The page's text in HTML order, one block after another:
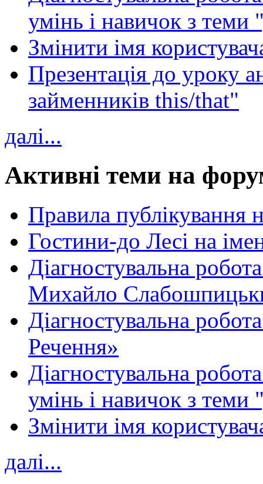
умінь і навичок з теми
Змінити імя
Презентація до уроку
займенників this/that"
далі...
Активні теми на
Правила публікування
Гостини-до Лесі на
Діагностувальна
Михайло
Діагностувальна
Речення»
Діагностувальна
умінь і навичок з теми
Змінити імя
далі...